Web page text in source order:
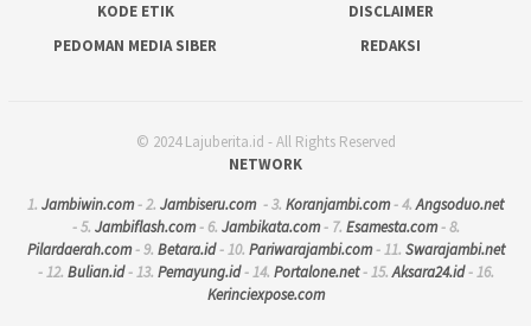
KODE ETIK
DISCLAIMER
PEDOMAN MEDIA SIBER
REDAKSI
© 2024 Lajuberita.id - All Rights Reserved
NETWORK
1. Jambiwin.com- 2. Jambiseru.com- 3. Koranjambi.com- 4.Angsoduo.net
- 5. Jambiflash.com- 6. Jambikata.com- 7. Esamesta.com- 8.
Pilardaerah.com- 9. Betara.id- 10. Pariwarajambi.com- 11. Swarajambi.net
- 12. Bulian.id- 13. Pemayung.id- 14. Portalone.net- 15.Aksara24.id- 16.
Kerinciexpose.com